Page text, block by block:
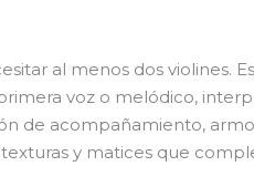
al menos dos violines.
voz o melódico,
de acompañamiento,
y matices que